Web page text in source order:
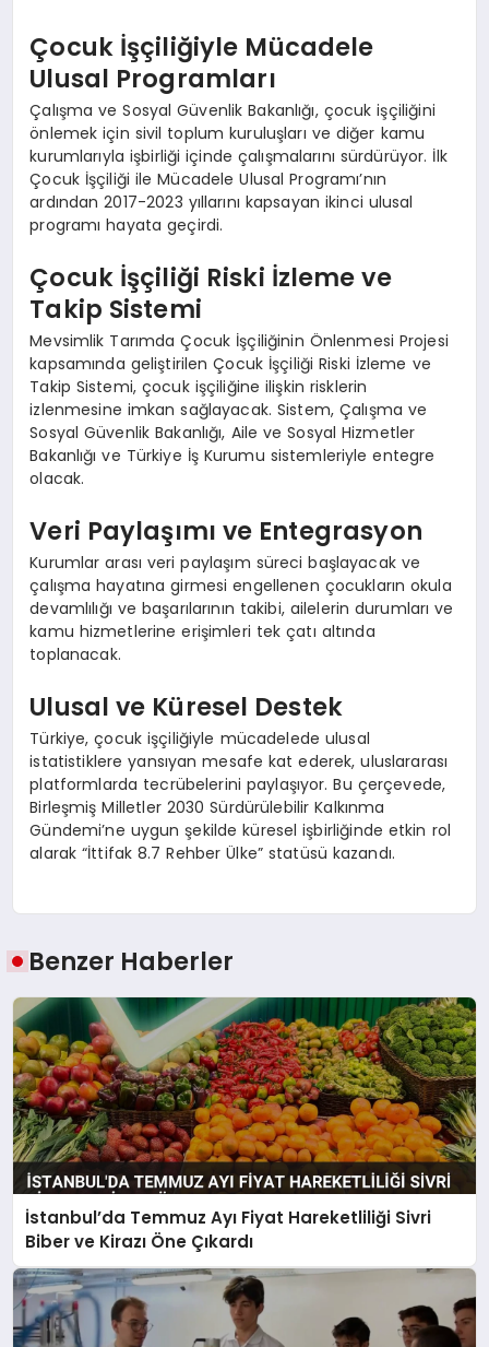
Çocuk İşçiliğiyle Mücadele
Ulusal Programları
Çalışma ve Sosyal Güvenlik Bakanlığı, çocuk işçiliğini
önlemek için sivil toplum kuruluşları ve diğer kamu
kurumlarıyla işbirliği içinde çalışmalarını sürdürüyor. İlk
Çocuk İşçiliği ile Mücadele Ulusal Programı’nın
ardından 2017-2023 yıllarını kapsayan ikinci ulusal
programı hayata geçirdi.
Çocuk İşçiliği Riski İzleme ve
Takip Sistemi
Mevsimlik Tarımda Çocuk İşçiliğinin Önlenmesi Projesi
kapsamında geliştirilen Çocuk İşçiliği Riski İzleme ve
Takip Sistemi, çocuk işçiliğine ilişkin risklerin
izlenmesine imkan sağlayacak. Sistem, Çalışma ve
Sosyal Güvenlik Bakanlığı, Aile ve Sosyal Hizmetler
Bakanlığı ve Türkiye İş Kurumu sistemleriyle entegre
olacak.
Veri Paylaşımı ve Entegrasyon
Kurumlar arası veri paylaşım süreci başlayacak ve
çalışma hayatına girmesi engellenen çocukların okula
devamlılığı ve başarılarının takibi, ailelerin durumları ve
kamu hizmetlerine erişimleri tek çatı altında
toplanacak.
Ulusal ve Küresel Destek
Türkiye, çocuk işçiliğiyle mücadelede ulusal
istatistiklere yansıyan mesafe kat ederek, uluslararası
platformlarda tecrübelerini paylaşıyor. Bu çerçevede,
Birleşmiş Milletler 2030 Sürdürülebilir Kalkınma
Gündemi’ne uygun şekilde küresel işbirliğinde etkin rol
alarak “İttifak 8.7 Rehber Ülke” statüsü kazandı.
Benzer Haberler
İstanbul’da Temmuz Ayı Fiyat Hareketliliği Sivri
Biber ve Kirazı Öne Çıkardı